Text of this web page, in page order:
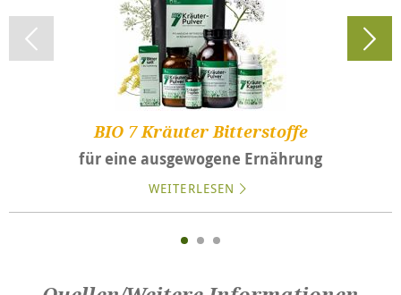
BIO 7 Kräuter Bitterstoffe
für eine ausgewogene Ernährung
WEITERLESEN